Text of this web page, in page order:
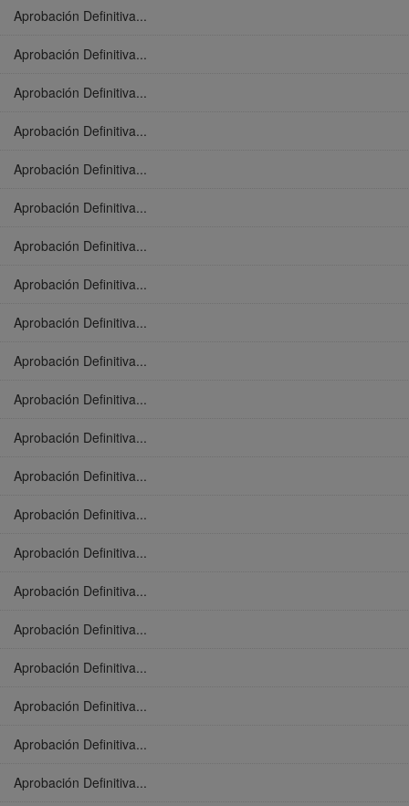
Aprobación Definitiva...
Aprobación Definitiva...
Aprobación Definitiva...
Aprobación Definitiva...
Aprobación Definitiva...
Aprobación Definitiva...
Aprobación Definitiva...
Aprobación Definitiva...
Aprobación Definitiva...
Aprobación Definitiva...
Aprobación Definitiva...
Aprobación Definitiva...
Aprobación Definitiva...
Aprobación Definitiva...
Aprobación Definitiva...
Aprobación Definitiva...
Aprobación Definitiva...
Aprobación Definitiva...
Aprobación Definitiva...
Aprobación Definitiva...
Aprobación Definitiva...